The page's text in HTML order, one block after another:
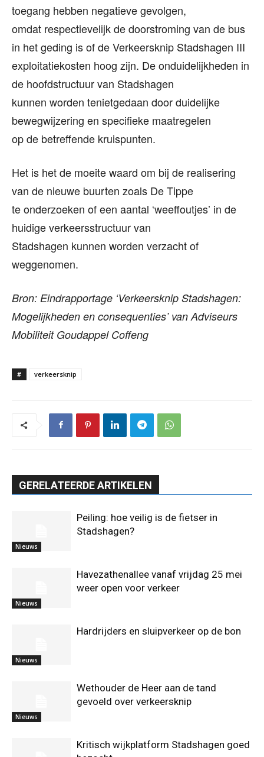
toegang hebben negatieve gevolgen,
omdat respectievelijk de doorstroming van de bus
in het geding is of de Verkeersknip Stadshagen III
exploitatiekosten hoog zijn. De onduidelijkheden in
de hoofdstructuur van Stadshagen
kunnen worden tenietgedaan door duidelijke
bewegwijzering en specifieke maatregelen
op de betreffende kruispunten.
Het is het de moeite waard om bij de realisering
van de nieuwe buurten zoals De Tippe
te onderzoeken of een aantal ‘weeffoutjes’ in de
huidige verkeersstructuur van
Stadshagen kunnen worden verzacht of
weggenomen.
Bron: Eindrapportage ‘Verkeersknip Stadshagen:
Mogelijkheden en consequenties’ van Adviseurs
Mobiliteit Goudappel Coffeng
# verkeersknip
GERELATEERDE ARTIKELEN
Nieuws
Peiling: hoe veilig is de fietser in
Stadshagen?
Nieuws
Havezathenallee vanaf vrijdag 25 mei
weer open voor verkeer
Nieuws
Hardrijders en sluipverkeer op de bon
Nieuws
Wethouder de Heer aan de tand
gevoeld over verkeersknip
Kritisch wijkplatform Stadshagen goed